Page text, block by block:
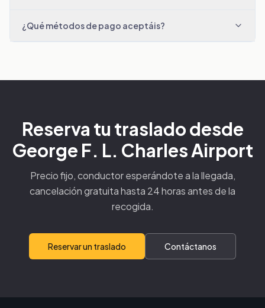
¿Qué métodos de pago aceptáis?
Reserva tu traslado desde
George F. L. Charles Airport
Precio fijo, conductor esperándote a la llegada,
cancelación gratuita hasta 24 horas antes de la
recogida.
Reservar un traslado Contáctanos